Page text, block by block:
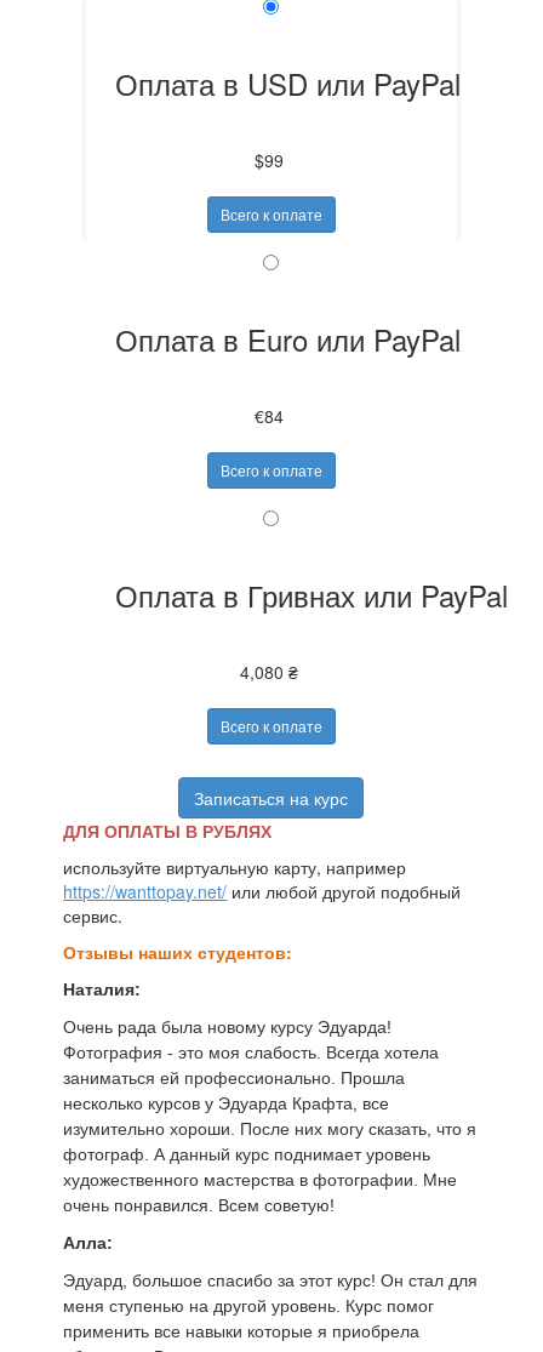
Оплата в USD или PayPal
$99
Всего к оплате
Оплата в Euro или PayPal
€84
Всего к оплате
Оплата в Гривнах или PayPal
4,080 ₴
Всего к оплате
Записаться на курс
ДЛЯ ОПЛАТЫ В РУБЛЯХ
используйте виртуальную карту, например
https://wanttopay.net/ или любой другой подобный
сервис.
Отзывы наших студентов:
Наталия:
Очень рада была новому курсу Эдуарда!
Фотография - это моя слабость. Всегда хотела
заниматься ей профессионально. Прошла
несколько курсов у Эдуарда Крафта, все
изумительно хороши. После них могу сказать, что я
фотограф. А данный курс поднимает уровень
художественного мастерства в фотографии. Мне
очень понравился. Всем советую!
Алла:
Эдуард, большое спасибо за этот курс! Он стал для
меня ступенью на другой уровень. Курс помог
применить все навыки которые я приобрела